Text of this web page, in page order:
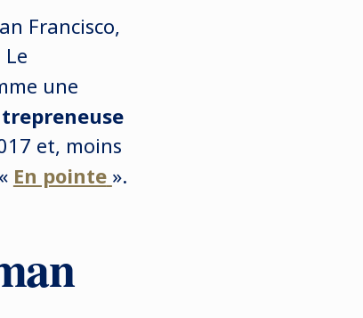
Francisco,
une
et, moins
En pointe ».